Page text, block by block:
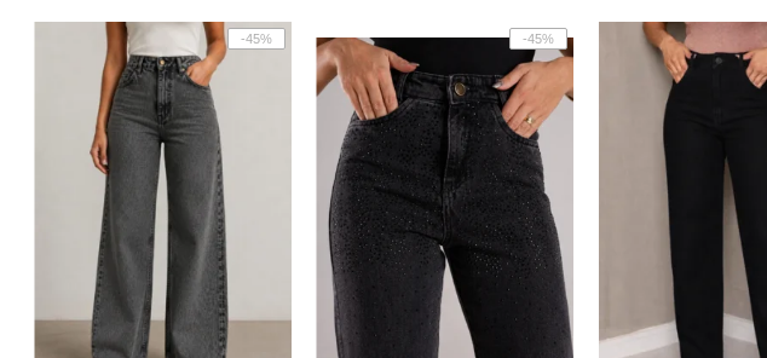
-45% -45%